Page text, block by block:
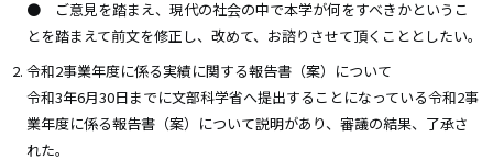
● ご意見を踏まえ、現代の社会の中で本学が何をすべきかというこ
とを踏まえて前文を修正し、改めて、お諮りさせて頂くこととしたい。
令和2事業年度に係る実績に関する報告書（案）について
令和3年6月30日までに文部科学省へ提出することになっている令和2事
業年度に係る報告書（案）について説明があり、審議の結果、了承さ
れた。